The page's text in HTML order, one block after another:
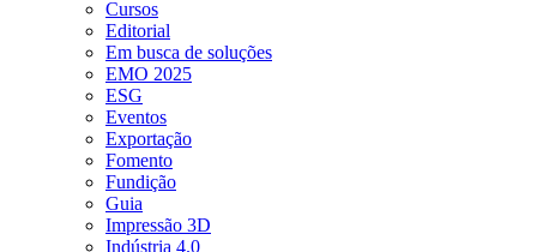
Cursos
Editorial
Em busca de soluções
EMO 2025
ESG
Eventos
Exportação
Fomento
Fundição
Guia
Impressão 3D
Indústria 4.0